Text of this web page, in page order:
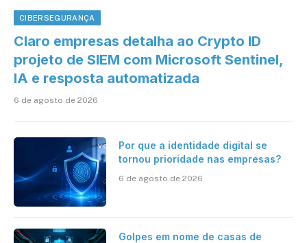
CIBERSEGURANÇA
Claro empresas detalha ao Crypto ID
projeto de SIEM com Microsoft Sentinel,
IA e resposta automatizada
6 de agosto de 2026
Por que a identidade digital se
tornou prioridade nas empresas?
6 de agosto de 2026
Golpes em nome de casas de